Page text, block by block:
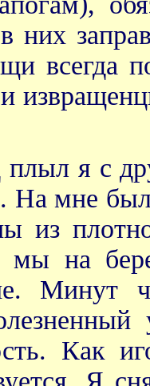
них
всегда
плыл я с
На мне
из
мы на
Минут
Как